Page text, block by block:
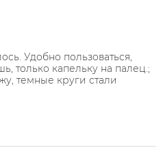
Удобно пользоваться,
только капельку на палец.;
темные круги стали